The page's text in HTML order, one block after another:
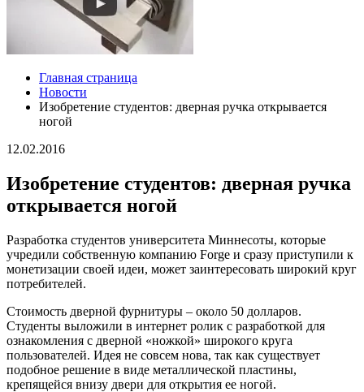
Главная страница
Новости
Изобретение студентов: дверная ручка открывается
ногой
12.02.2016
Изобретение студентов: дверная ручка
открывается ногой
Разработка студентов университета Миннесоты, которые
учредили собственную компанию Forge и сразу приступили к
монетизации своей идеи, может заинтересовать широкий круг
потребителей.
Стоимость дверной фурнитуры – около 50 долларов.
Студенты выложили в интернет ролик с разработкой для
ознакомления с дверной «ножкой» широкого круга
пользователей. Идея не совсем нова, так как существует
подобное решение в виде металлической пластины,
крепящейся внизу двери для открытия ее ногой.